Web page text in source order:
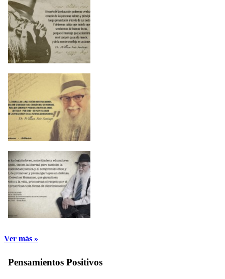
Ver más »
Pensamientos Positivos